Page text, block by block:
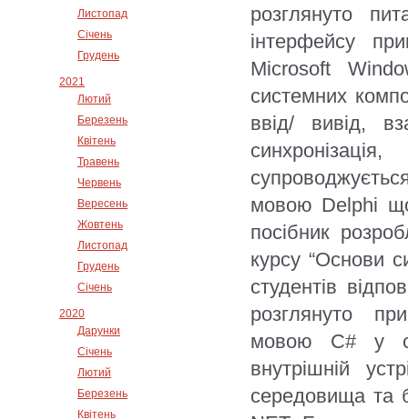
Листопад
Січень
Грудень
2021
Лютий
Березень
Квітень
Травень
Червень
Вересень
Жовтень
Листопад
Грудень
Січень
2020
Дарунки
Січень
Лютий
Березень
Квітень
розглянуто
інтерфейсу
Microsoft
системних
ввід/ вивід,
мовою Delphi
посібник
курсу “Основи
студентів
розглянуто
мовою С# у
внутрішній
середовища та